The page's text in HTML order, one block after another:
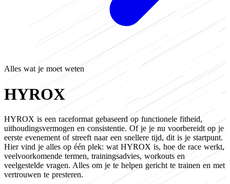
Alles wat je moet weten
HYROX
HYROX is een raceformat gebaseerd op functionele fitheid,
uithoudingsvermogen en consistentie. Of je je nu voorbereidt op je
eerste evenement of streeft naar een snellere tijd, dit is je startpunt.
Hier vind je alles op één plek: wat HYROX is, hoe de race werkt,
veelvoorkomende termen, trainingsadvies, workouts en
veelgestelde vragen. Alles om je te helpen gericht te trainen en met
vertrouwen te presteren.